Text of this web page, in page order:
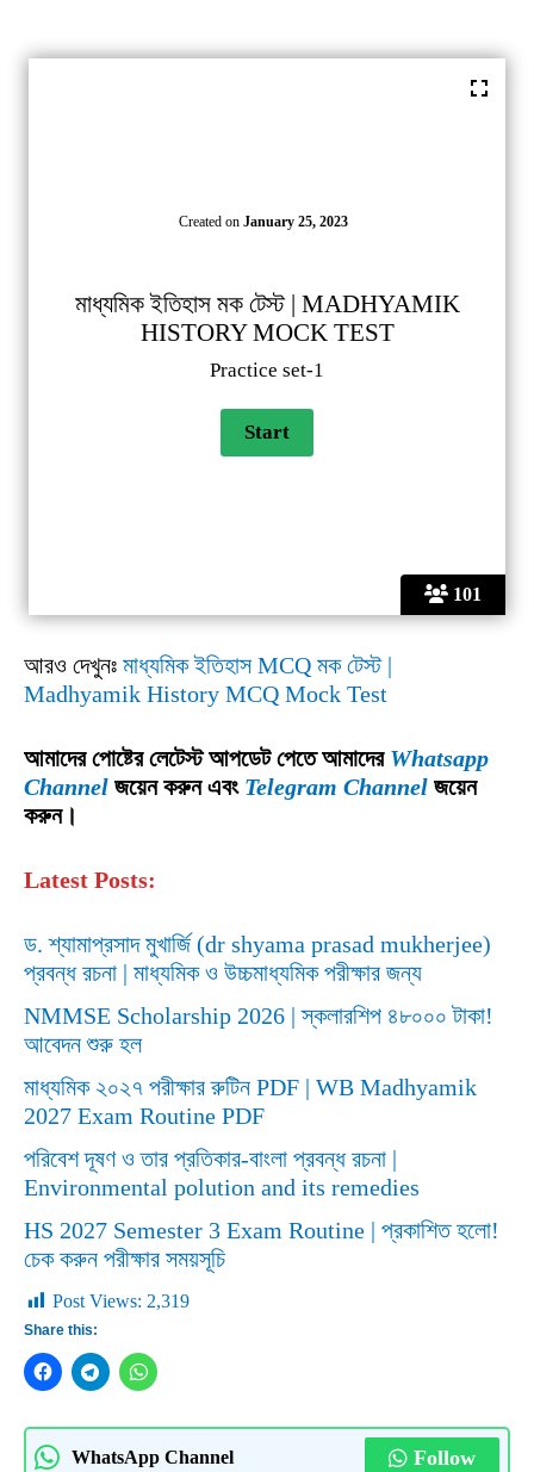
101
Created on January 25, 2023
মাধ্যমিক ইতিহাস মক টেস্ট | MADHYAMIK
HISTORY MOCK TEST
Practice set-1
আরও দেখুনঃ মাধ্যমিক ইতিহাস MCQ মক টেস্ট |
Madhyamik History MCQ Mock Test
আমাদের পোষ্টের লেটেস্ট আপডেট পেতে আমাদের Whatsapp
Channel জয়েন করুন এবং Telegram Channel জয়েন
করুন।
Latest Posts:
ড. শ্যামাপ্রসাদ মুখার্জি (dr shyama prasad mukherjee)
প্রবন্ধ রচনা | মাধ্যমিক ও উচ্চমাধ্যমিক পরীক্ষার জন্য
NMMSE Scholarship 2026 | স্কলারশিপ ৪৮০০০ টাকা!
আবেদন শুরু হল
মাধ্যমিক ২০২৭ পরীক্ষার রুটিন PDF | WB Madhyamik
2027 Exam Routine PDF
পরিবেশ দূষণ ও তার প্রতিকার-বাংলা প্রবন্ধ রচনা |
Environmental polution and its remedies
HS 2027 Semester 3 Exam Routine | প্রকাশিত হলো!
চেক করুন পরীক্ষার সময়সূচি
Post Views: 2,319
Share this:
WhatsApp Channel Follow